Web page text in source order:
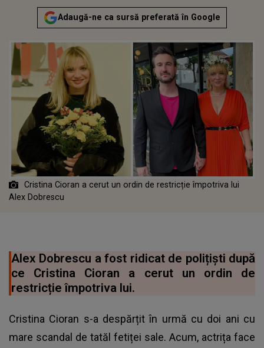
Adaugă-ne ca sursă preferată în Google
Cristina Cioran a cerut un ordin de restricție împotriva lui
Alex Dobrescu
Alex Dobrescu a fost ridicat de polițiști după
ce Cristina Cioran a cerut un ordin de
restricție împotriva lui.
Cristina Cioran s-a despărțit în urmă cu doi ani cu
mare scandal de tatăl fetiței sale. Acum, actrița face